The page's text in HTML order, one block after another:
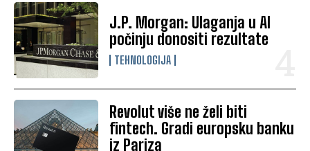
J.P. Morgan: Ulaganja u AI
počinju donositi rezultate
TEHNOLOGIJA
Revolut više ne želi biti
fintech. Gradi europsku banku
iz Pariza